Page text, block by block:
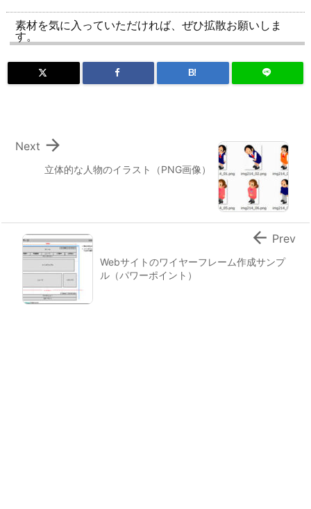
素材を気に入っていただければ、ぜひ拡散お願いしま
す。
B!
立体的な人物のイラスト（PNG画像）

Next
Webサイトのワイヤーフレーム作成サンプ
ル（パワーポイント）
 Prev